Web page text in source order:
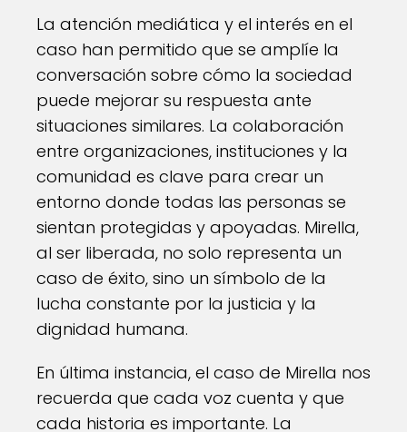
La atención mediática y el interés en el
caso han permitido que se amplíe la
conversación sobre cómo la sociedad
puede mejorar su respuesta ante
situaciones similares. La colaboración
entre organizaciones, instituciones y la
comunidad es clave para crear un
entorno donde todas las personas se
sientan protegidas y apoyadas. Mirella,
al ser liberada, no solo representa un
caso de éxito, sino un símbolo de la
lucha constante por la justicia y la
dignidad humana.
En última instancia, el caso de Mirella nos
recuerda que cada voz cuenta y que
cada historia es importante. La